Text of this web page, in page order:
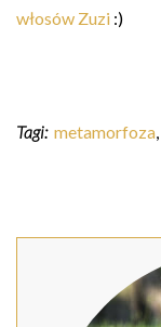
włosów Zuzi :)
Tagi: metamorfoza,